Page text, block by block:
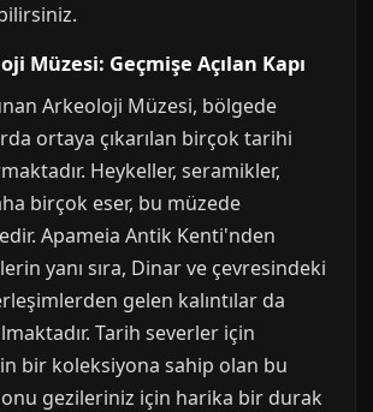
Müzesi: Geçmişe Açılan Kapı
Arkeoloji Müzesi, bölgede
ortaya çıkarılan birçok tarihi
Heykeller, seramikler,
birçok eser, bu müzede
Apameia Antik Kenti'nden
yanı sıra, Dinar ve çevresindeki
gelen kalıntılar da
Tarih severler için
bir koleksiyona sahip olan bu
gezileriniz için harika bir durak